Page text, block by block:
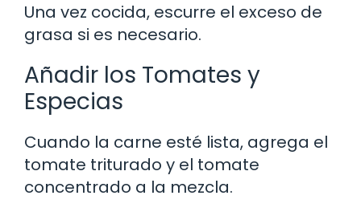
Una vez cocida, escurre el exceso de
grasa si es necesario.
Añadir los Tomates y
Especias
Cuando la carne esté lista, agrega el
tomate triturado y el tomate
concentrado a la mezcla.